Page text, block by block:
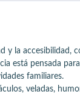
la accesibilidad,
está pensada
familiares.
veladas,